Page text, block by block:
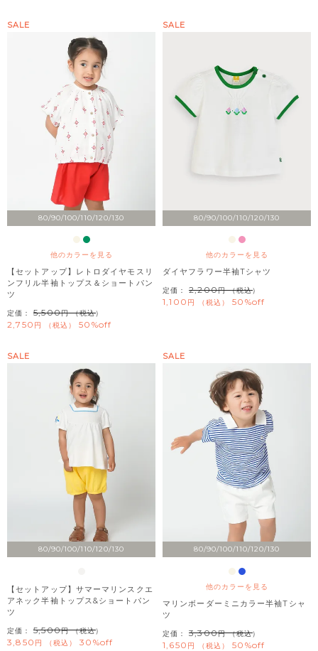
80/90/100/110/120/130
他のカラーを見る
SALE
【セットアップ】レトロダイヤモスリ
ンフリル半袖トップス＆ショートパン
ツ
定価： 5,500 （税込）
2,750 税込 50%off
80/90/100/110/120/130
他のカラーを見る
SALE
ダイヤフラワー半袖Tシャツ
定価： 2,200 （税込）
1,100 税込 50%off
80/90/100/110/120/130
SALE
【セットアップ】サマーマリンスクエ
アネック半袖トップス&ショートパン
ツ
定価： 5,500 （税込）
3,850 税込 30%off
80/90/100/110/120/130
他のカラーを見る
SALE
マリンボーダーミニカラー半袖Tシャ
ツ
定価： 3,300 （税込）
1,650 税込 50%off